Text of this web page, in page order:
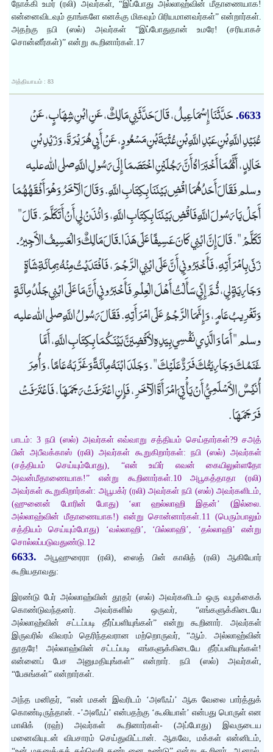
நோக்கி உமர் (ரலி) அவர்கள், “இப்போது அல்லாஹ்வின் மீதாணையாக!
என்னைவிடவும் தாங்களே எனக்கு மிகவும் பிரியமானவர்கள்” என்றார்கள்.
அதற்கு நபி (ஸல்) அவர்கள் “இப்போதுதான் உமரே! (சரியாகச்
சொன்னீர்கள்)” என்று கூறினார்கள்.17
அத்தியாயம் : 83
6633. حَدَّثَنَا إِسْمَاعِيلُ، قَالَ حَدَّثَنِي مَالِكٌ، عَنِ ابْنِ شِهَابٍ، عَنْ
عُبَيْدِ اللَّهِ بْنِ عَبْدِ اللَّهِ بْنِ عُتْبَةَ بْنِ مَسْعُودٍ، عَنْ أَبِي هُرَيْرَةَ، وَزَيْدِ بْنِ
خَالِدٍ، أَنَّهُمَا أَخْبَرَاهُ أَنَّ رَجُلَيْنِ اخْتَصَمَا إِلَى رَسُولِ اللَّهِ صلى الله عليه
وسلم فَقَالَ أَحَدُهُمَا اقْضِ بَيْنَنَا بِكِتَابِ اللَّهِ. وَقَالَ الآخَرُ وَهْوَ أَفْقَهُهُمَا
أَجَلْ يَا رَسُولَ اللَّهِ فَاقْضِ بَيْنَنَا بِكِتَابِ اللَّهِ، وَائْذَنْ لِي أَنْ أَتَكَلَّمَ. قَالَ "
تَكَلَّمْ ". قَالَ إِنَّ ابْنِي كَانَ عَسِيفًا عَلَى هَذَا ـ قَالَ مَالِكٌ وَالْعَسِيفُ الأَجِيرُ ـ
زَنَى بِامْرَأَتِهِ، فَأَخْبَرُونِي أَنَّ عَلَى ابْنِي الرَّجْمَ، فَافْتَدَيْتُ مِنْهُ بِمِائَةِ شَاةٍ
وَجَارِيَةٍ لِي، ثُمَّ إِنِّي سَأَلْتُ أَهْلَ الْعِلْمِ فَأَخْبَرُونِي أَنَّ مَا عَلَى ابْنِي جَلْدُ مِائَةٍ
وَتَغْرِيبُ عَامٍ، وَإِنَّمَا الرَّجْمُ عَلَى امْرَأَتِهِ. فَقَالَ رَسُولُ اللَّهِ صلى الله عليه
وسلم " أَمَا وَالَّذِي نَفْسِي بِيَدِهِ لأَقْضِيَنَّ بَيْنَكُمَا بِكِتَابِ اللَّهِ، أَمَّا
غَنَمُكَ وَجَارِيَتُكَ فَرَدٌّ عَلَيْكَ ". وَجَلَدَ ابْنَهُ مِائَةً وَغَرَّبَهُ عَامًا، وَأُمِرَ
أُنَيْسٌ الأَسْلَمِيُّ أَنْ يَأْتِيَ امْرَأَةَ الآخَرِ، فَإِنِ اعْتَرَفَتْ رَجَمَهَا، فَاعْتَرَفَتْ
فَرَجَمَهَا.
பாடம்: 3 நபி (ஸல்) அவர்கள் எவ்வாறு சத்தியம் செய்தார்கள்?9 சஅத்
பின் அபீவக்காஸ் (ரலி) அவர்கள் கூறுகிறார்கள்: நபி (ஸல்) அவர்கள்
(சத்தியம் செய்யும்போது), “என் உயிர் எவன் கையிலுள்ளதோ
அவன்மீதாணையாக!” என்று கூறினார்கள்.10 அபூகத்தாதா (ரலி)
அவர்கள் கூறுகிறார்கள்: அபூபக்ர் (ரலி) அவர்கள் நபி (ஸல்) அவர்களிடம்,
(ஹுனைன் போரின் போது) ‘லா ஹல்லாஹி இதன்’ (இல்லை.
அல்லாஹ்வின் மீதாணையாக!) என்று சொன்னார்கள்.11 (பெரும்பாலும்
சத்தியம் செய்யும்போது) ‘வல்லாஹி’, ‘பில்லாஹி’, ‘தல்லாஹி’ என்று
சொல்லப்படுவதுண்டு.12
6633.அபூஹுரைரா (ரலி), ஸைத் பின் காலித் (ரலி) ஆகியோர்
கூறியதாவது:
இரண்டு பேர் அல்லாஹ்வின் தூதர் (ஸல்) அவர்களிடம் ஒரு வழக்கைக்
கொண்டுவந்தனர். அவர்களில் ஒருவர், “எங்களுக்கிடையே
அல்லாஹ்வின் சட்டப்படி தீர்ப்பளியுங்கள்” என்று கூறினார். அவர்கள்
இருவரில் விவரம் தெரிந்தவரான மற்றொருவர், “ஆம். அல்லாஹ்வின்
தூதரே! அல்லாஹ்வின் சட்டப்படி எங்களுக்கிடையே தீர்ப்பளியுங்கள்!
என்னைப் பேச அனுமதியுங்கள்” என்றார். நபி (ஸல்) அவர்கள்,
“பேசுங்கள்” என்றார்கள்.
அந்த மனிதர், “என் மகன் இவரிடம் ‘அஸீஃப்’ ஆக வேலை பார்த்துக்
கொண்டிருந்தான். -’அஸீஃப்’ என்பதற்கு ‘கூலியாள்’ என்பது பொருள் என
மாலிக் (ரஹ்) அவர்கள் கூறினார்கள்- (அப்போது) இவருடைய
மனைவியுடன் விபசாரம் செய்துவிட்டான். ஆகவே, மக்கள் என்னிடம்,